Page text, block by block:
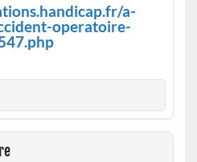
a-
operatoire-